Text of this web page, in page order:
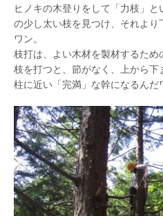
ヒノキの木登りをして「力枝」
の少し太い枝を見つけ、それよ
ワン。
枝打は、よい木材を製材するため
枝を打つと、節がなく、上から
柱に近い「完満」な幹になるんだ